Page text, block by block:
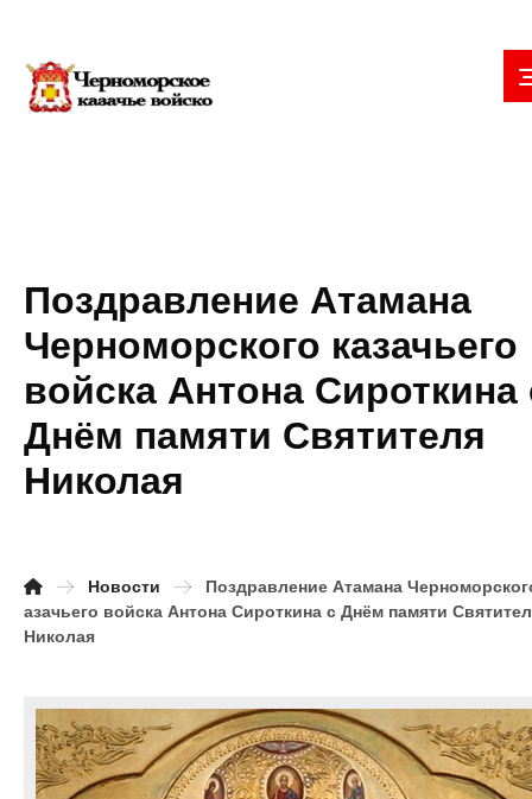
Поздравление Атамана
Черноморского казачьего
войска Антона Сироткина
Днём памяти Святителя
Николая
Новости
Поздравление Атамана
азачьего войска Антона Сироткина с Днём памяти
Николая